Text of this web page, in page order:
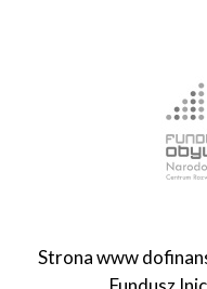
Strona www